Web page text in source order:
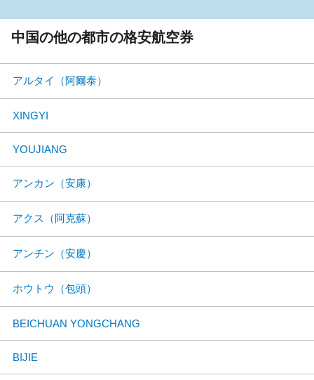
中国の他の都市の格安航空券
アルタイ（阿爾泰）
XINGYI
YOUJIANG
アンカン（安康）
アクス（阿克蘇）
アンチン（安慶）
ホウトウ（包頭）
BEICHUAN YONGCHANG
BIJIE